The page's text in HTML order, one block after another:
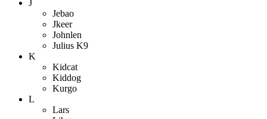
J
Jebao
Jkeer
Johnlen
Julius K9
K
Kidcat
Kiddog
Kurgo
L
Lars